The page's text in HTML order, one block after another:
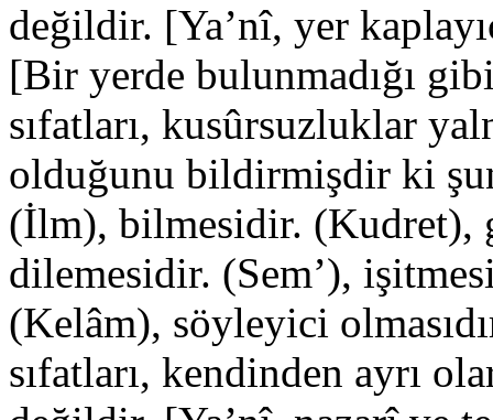
değildir. [Ya’nî, yer
[Bir yerde bulunmadığı
sıfatları, kusûrsuzluklar
olduğunu bildirmişdir ki
(İlm), bilmesidir. (Kudret),
dilemesidir. (Sem’),
(Kelâm), söyleyici
sıfatları, kendinden ayrı